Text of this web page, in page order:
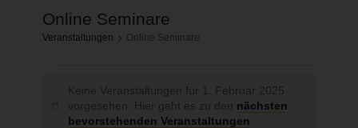
Online Seminare
Veranstaltungen Online Seminare
Hinweis
Keine Veranstaltungen für 1. Februar 2025
vorgesehen. Hier geht es zu den nächsten
bevorstehenden Veranstaltungen